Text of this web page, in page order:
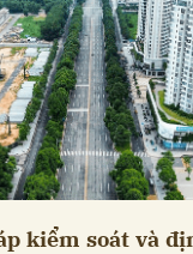
kiểm soát và